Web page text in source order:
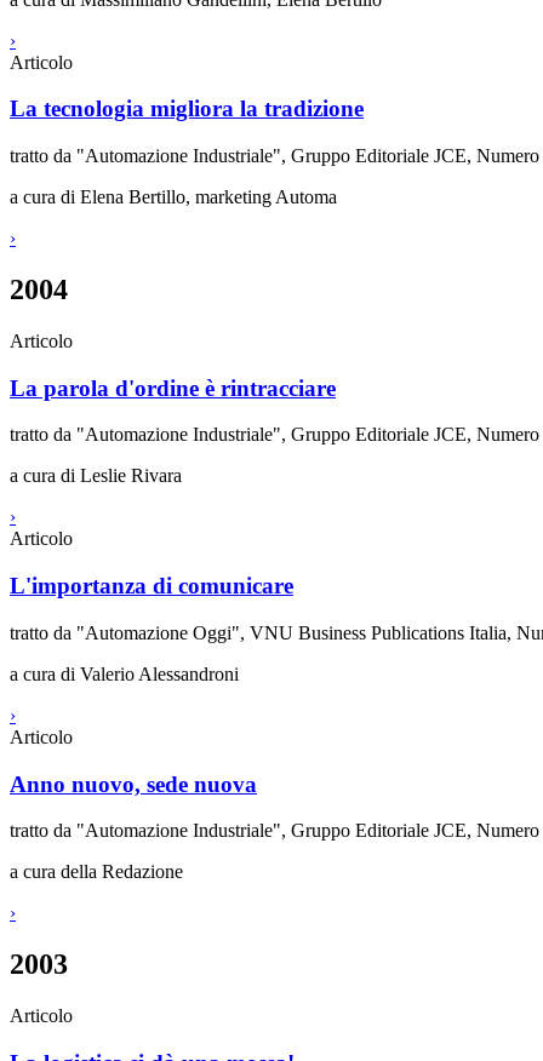
›
Articolo
La tecnologia migliora la tradizione
tratto da "Automazione Industriale", Gruppo Editoriale JCE,
a cura di Elena Bertillo, marketing Automa
›
2004
Articolo
La parola d'ordine è rintracciare
tratto da "Automazione Industriale", Gruppo Editoriale JCE,
a cura di Leslie Rivara
›
Articolo
L'importanza di comunicare
tratto da "Automazione Oggi", VNU Business Publications Italia,
a cura di Valerio Alessandroni
›
Articolo
Anno nuovo, sede nuova
tratto da "Automazione Industriale", Gruppo Editoriale JCE, Numero
a cura della Redazione
›
2003
Articolo